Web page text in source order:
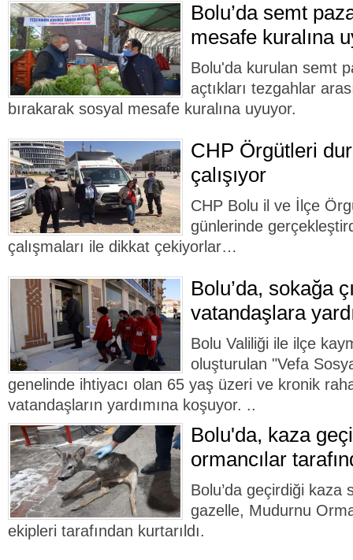
Bolu’da semt
mesafe kuralına
Bolu'da kurulan semt
açtıkları tezgahlar
bırakarak sosyal mesafe kuralına uyuyor.
CHP Örgütleri
çalışıyor
CHP Bolu il ve İlçe
günlerinde
çalışmaları ile dikkat çekiyorlar…
Bolu’da, sokağa
vatandaşlara
Bolu Valiliği ile ilçe
oluşturulan "Vefa
genelinde ihtiyacı olan 65 yaş üzeri ve kronik
vatandaşların yardımına koşuyor. ..
Bolu'da, kaza
ormancılar
Bolu’da geçirdiği kaza
gazelle, Mudurnu
ekipleri tarafından kurtarıldı.